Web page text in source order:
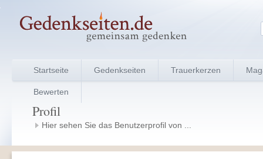
Startseite Gedenkseiten Trauerkerzen
Bewerten
Profil
Hier sehen Sie das Benutzerprofil von ...